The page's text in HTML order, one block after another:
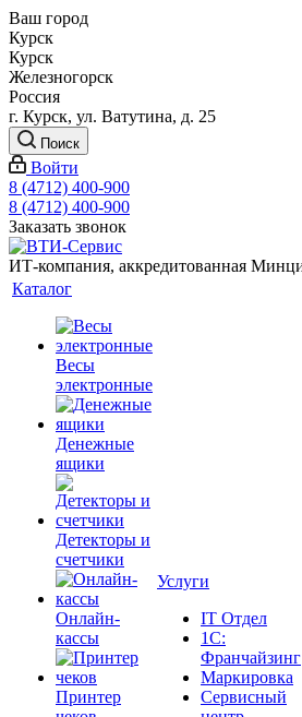
Ваш город
Курск
Курск
Железногорск
Россия
г. Курск, ул. Ватутина, д. 25
Поиск
Войти
8 (4712) 400-900
8 (4712) 400-900
Заказать звонок
ИТ-компания, аккредитованная
Каталог
Весы
электронные
Денежные
ящики
Детекторы и
счетчики
Онлайн-
кассы
Принтер
Услуги
IT Отдел
1С:
Франчайзинг
Маркировка
Сервисный